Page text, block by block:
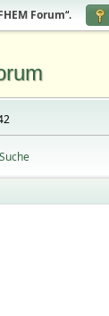
Forum“.
Suche